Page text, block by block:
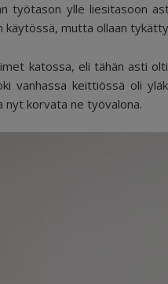
työtason ylle liesitasoon
käytössä, mutta ollaan
katossa, eli tähän asti
vanhassa keittiössä oli
nyt korvata ne työvalona.